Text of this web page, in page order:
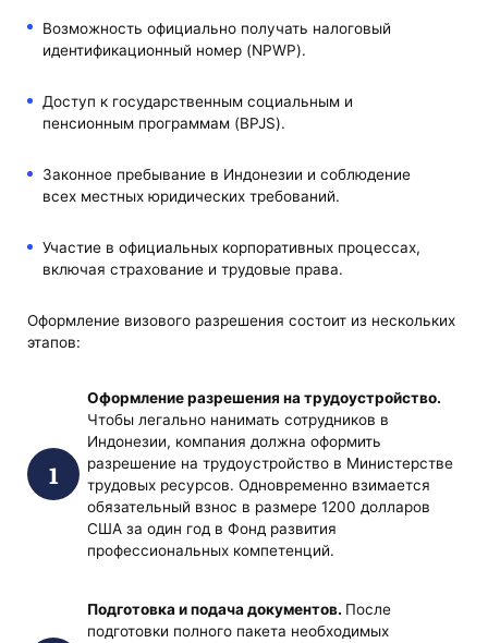
Возможность официально получать налоговый
идентификационный номер (NPWP).
Доступ к государственным социальным и
пенсионным программам (BPJS).
Законное пребывание в Индонезии и соблюдение
всех местных юридических требований.
Участие в официальных корпоративных процессах,
включая страхование и трудовые права.
Оформление визового разрешения состоит из нескольких
этапов:
Оформление разрешения на трудоустройство.
Чтобы легально нанимать сотрудников в
Индонезии, компания должна оформить
разрешение на трудоустройство в Министерстве
трудовых ресурсов. Одновременно взимается
обязательный взнос в размере 1200 долларов
США за один год в Фонд развития
профессиональных компетенций.
Подготовка и подача документов. После
подготовки полного пакета необходимых